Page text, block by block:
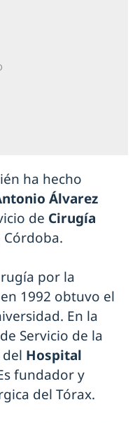
ha hecho
Álvarez
de Cirugía
Córdoba.
por la
1992 obtuvo el
En la
Servicio de la
Hospital
fundador y
del Tórax.